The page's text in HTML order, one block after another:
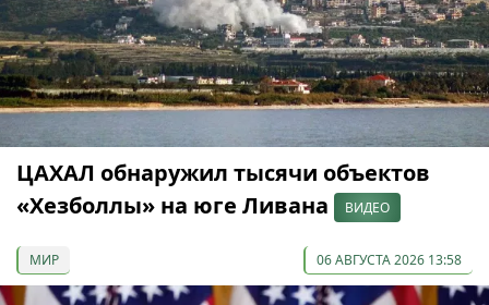
ЦАХАЛ обнаружил тысячи объектов
«Хезболлы» на юге Ливана
ВИДЕО
МИР 06 АВГУСТА 2026 13:58